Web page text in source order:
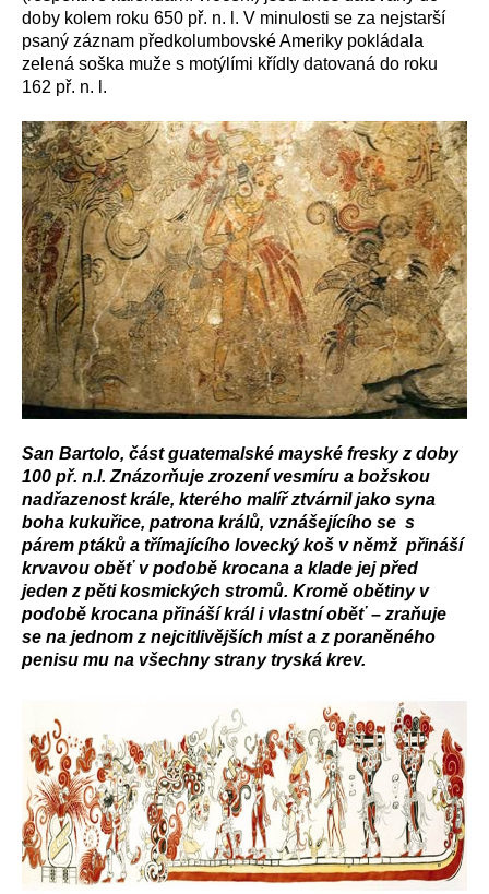
doby kolem roku 650 př. n. l. V minulosti se za nejstarší
psaný záznam předkolumbovské Ameriky pokládala
zelená soška muže s motýlími křídly datovaná do roku
162 př. n. l.
San Bartolo, část guatemalské mayské fresky z doby
100 př. n.l. Znázorňuje zrození vesmíru a božskou
nadřazenost krále, kterého malíř ztvárnil jako syna
boha kukuřice, patrona králů, vznášejícího se s
párem ptáků a třímajícího lovecký koš v němž přináší
krvavou oběť v podobě krocana a klade jej před
jeden z pěti kosmických stromů. Kromě obětiny v
podobě krocana přináší král i vlastní oběť – zraňuje
se na jednom z nejcitlivějších míst a z poraněného
penisu mu na všechny strany tryská krev.